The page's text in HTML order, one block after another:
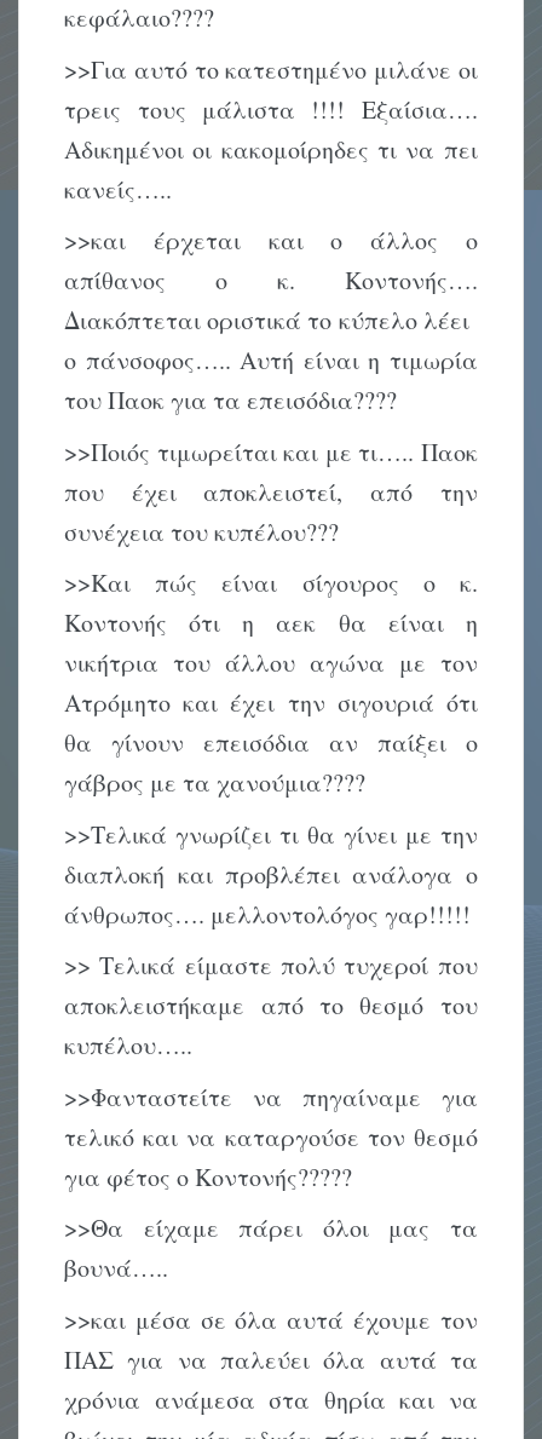
κεφάλαιο????
>>Για αυτό το κατεστημένο μιλάνε οι
τρεις τους μάλιστα !!!! Εξαίσια….
Αδικημένοι οι κακομοίρηδες τι να πει
κανείς…..
>>και έρχεται και ο άλλος ο
απίθανος ο κ. Κοντονής….
Διακόπτεται οριστικά το κύπελο λέει
ο πάνσοφος….. Αυτή είναι η τιμωρία
του Παοκ για τα επεισόδια????
>>Ποιός τιμωρείται και με τι….. Παοκ
που έχει αποκλειστεί, από την
συνέχεια του κυπέλου???
>>Και πώς είναι σίγουρος ο κ.
Κοντονής ότι η αεκ θα είναι η
νικήτρια του άλλου αγώνα με τον
Ατρόμητο και έχει την σιγουριά ότι
θα γίνουν επεισόδια αν παίξει ο
γάβρος με τα χανούμια????
>>Τελικά γνωρίζει τι θα γίνει με την
διαπλοκή και προβλέπει ανάλογα ο
άνθρωπος…. μελλοντολόγος γαρ!!!!!
>> Τελικά είμαστε πολύ τυχεροί που
αποκλειστήκαμε από το θεσμό του
κυπέλου…..
>>Φανταστείτε να πηγαίναμε για
τελικό και να καταργούσε τον θεσμό
για φέτος ο Κοντονής?????
>>Θα είχαμε πάρει όλοι μας τα
βουνά…..
>>και μέσα σε όλα αυτά έχουμε τον
ΠΑΣ για να παλεύει όλα αυτά τα
χρόνια ανάμεσα στα θηρία και να